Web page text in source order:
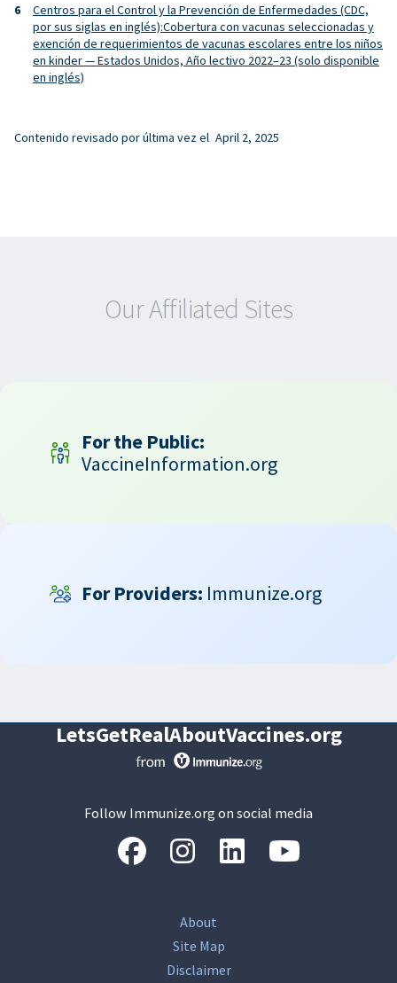
Centros para el Control y la Prevención de Enfermedades (CDC,
por sus siglas en inglés):Cobertura con vacunas seleccionadas y
exención de requerimientos de vacunas escolares entre los niños
en kinder — Estados Unidos, Año lectivo 2022–23 (solo disponible
en inglés)
Contenido revisado por última vez el April 2, 2025
Our Affiliated Sites
For the Public:
VaccineInformation.org
For Providers: Immunize.org
LetsGetRealAboutVaccines.org
Follow Immunize.org on social media
“Facebook“Instagram“LinkedIn
About
Site Map
Disclaimer